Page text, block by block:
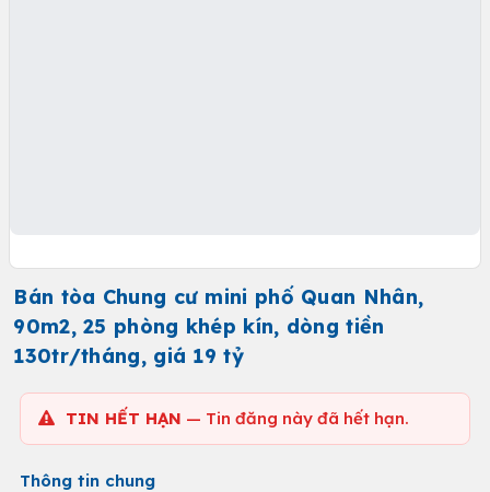
Bán tòa Chung cư mini phố Quan Nhân,
90m2, 25 phòng khép kín, dòng tiền
130tr/tháng, giá 19 tỷ
TIN HẾT HẠN — Tin đăng này đã hết hạn.
Thông tin chung